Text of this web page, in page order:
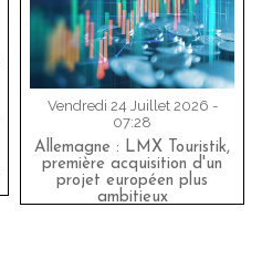
Vendredi 24 Juillet 2026 -
07:28
Allemagne : LMX Touristik,
première acquisition d'un
projet européen plus
ambitieux